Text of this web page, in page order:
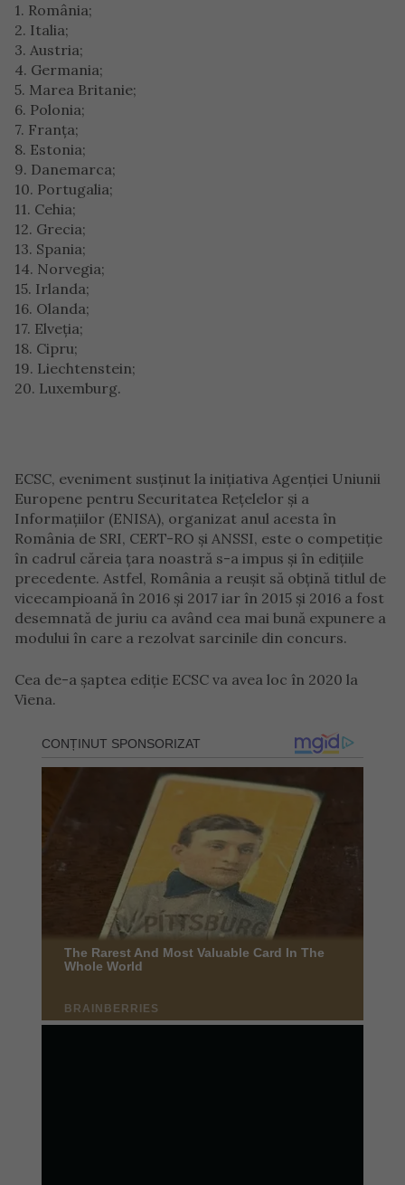
1. România;
2. Italia;
3. Austria;
4. Germania;
5. Marea Britanie;
6. Polonia;
7. Franţa;
8. Estonia;
9. Danemarca;
10. Portugalia;
11. Cehia;
12. Grecia;
13. Spania;
14. Norvegia;
15. Irlanda;
16. Olanda;
17. Elveţia;
18. Cipru;
19. Liechtenstein;
20. Luxemburg.
ECSC, eveniment susţinut la iniţiativa Agenţiei Uniunii
Europene pentru Securitatea Reţelelor şi a
Informaţiilor (ENISA), organizat anul acesta în
România de SRI, CERT-RO şi ANSSI, este o competiţie
în cadrul căreia ţara noastră s-a impus şi în ediţiile
precedente. Astfel, România a reuşit să obţină titlul de
vicecampioană în 2016 şi 2017 iar în 2015 şi 2016 a fost
desemnată de juriu ca având cea mai bună expunere a
modului în care a rezolvat sarcinile din concurs.
Cea de-a şaptea ediţie ECSC va avea loc în 2020 la
Viena.